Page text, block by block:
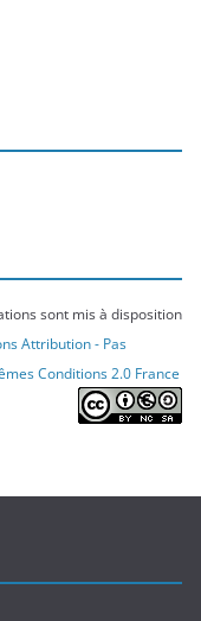
sont mis à disposition
Attribution - Pas
Conditions 2.0 France